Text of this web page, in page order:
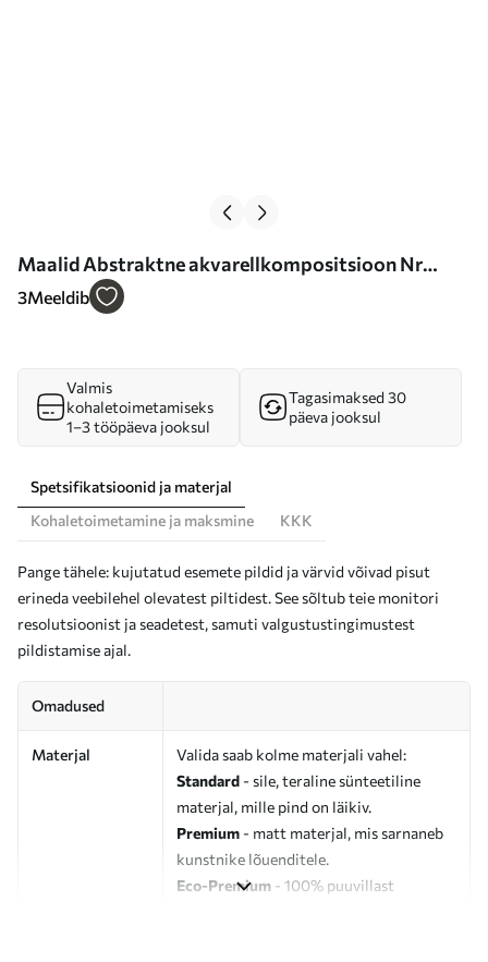
Maalid Abstraktne akvarellkompositsioon Nr
s36151
3Meeldib
Valmis
kohaletoimetamiseks
1–3 tööpäeva jooksul
Tagasimaksed 30
päeva jooksul
Spetsifikatsioonid ja materjal
Kohaletoimetamine ja maksmine
KKK
Pange tähele: kujutatud esemete pildid ja värvid võivad pisut
erineda veebilehel olevatest piltidest. See sõltub teie monitori
resolutsioonist ja seadetest, samuti valgustustingimustest
pildistamise ajal.
Omadused
Materjal
Valida saab kolme materjali vahel:
Standard - sile, teraline sünteetiline
materjal, mille pind on läikiv.
Premium - matt materjal, mis sarnaneb
kunstnike lõuenditele.
Eco-Premium - 100% puuvillast